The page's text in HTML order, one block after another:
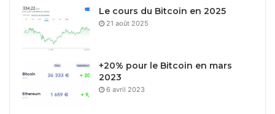
Le cours du Bitcoin en 2025
21 août 2025
+20% pour le Bitcoin en mars
2023
6 avril 2023